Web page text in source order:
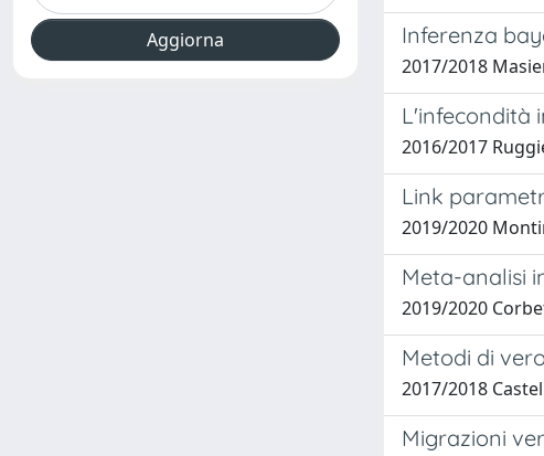
Inferenza
2017/2018
L'infecondità
2016/2017
Link
2019/2020
Meta-analisi
2019/2020
Metodi di
2017/2018
Migrazioni